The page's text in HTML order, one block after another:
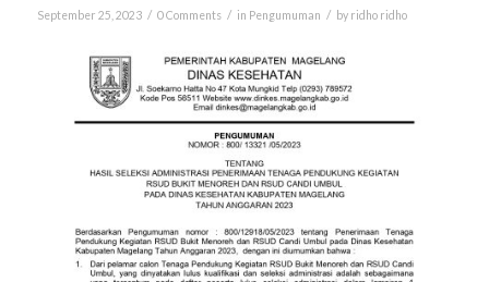
September 25, 2023 / 0 Comments / in Pengumuman / by ridho ridho